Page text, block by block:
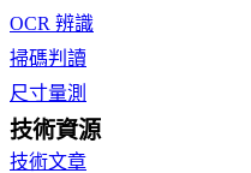
OCR 辨識
掃碼判讀
尺寸量測
技術資源
技術文章